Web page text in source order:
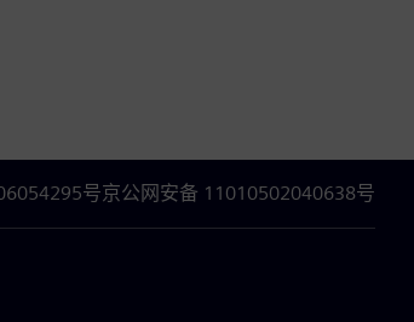
号京公网安备 11010502040638号